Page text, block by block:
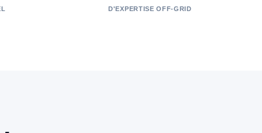
D'EXPERTISE OFF-GRID